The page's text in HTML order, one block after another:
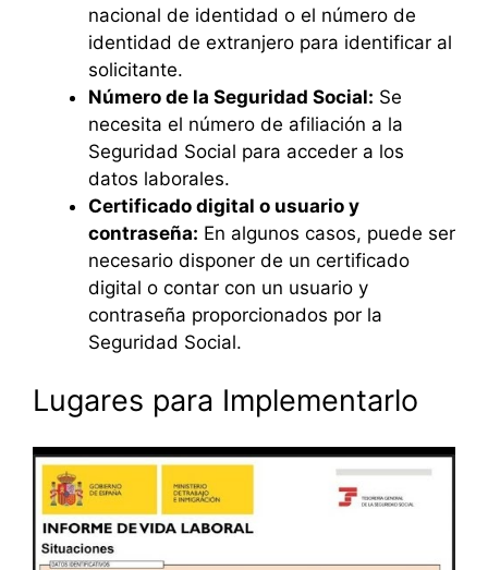
nacional de identidad o el número de
identidad de extranjero para identificar al
solicitante.
Número de la Seguridad Social: Se
necesita el número de afiliación a la
Seguridad Social para acceder a los
datos laborales.
Certificado digital o usuario y
contraseña: En algunos casos, puede ser
necesario disponer de un certificado
digital o contar con un usuario y
contraseña proporcionados por la
Seguridad Social.
Lugares para Implementarlo